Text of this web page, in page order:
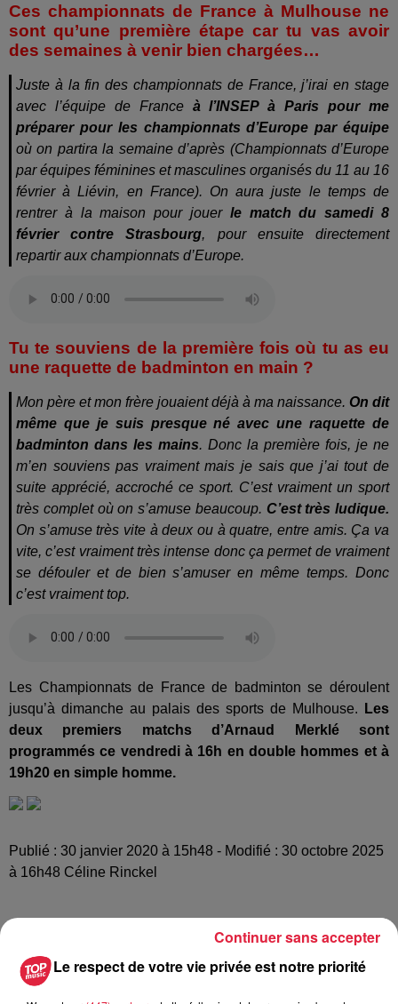
Ces championnats de France à Mulhouse ne
sont qu’une première étape car tu vas avoir
des semaines à venir bien chargées…
Juste à la fin des championnats de France, j’irai en stage
avec l’équipe de France à l’INSEP à Paris pour me
préparer pour les championnats d’Europe par équipe
où on partira la semaine d’après (Championnats d’Europe
par équipes féminines et masculines organisés du 11 au 16
février à Liévin, en France). On aura juste le temps de
rentrer à la maison pour jouer le match du samedi 8
février contre Strasbourg, pour ensuite directement
repartir aux championnats d’Europe.
Tu te souviens de la première fois où tu as eu
une raquette de badminton en main ?
Mon père et mon frère jouaient déjà à ma naissance. On dit
même que je suis presque né avec une raquette de
badminton dans les mains. Donc la première fois, je ne
m’en souviens pas vraiment mais je sais que j’ai tout de
suite apprécié, accroché ce sport. C’est vraiment un sport
très complet où on s’amuse beaucoup. C’est très ludique.
On s’amuse très vite à deux ou à quatre, entre amis. Ça va
vite, c’est vraiment très intense donc ça permet de vraiment
se défouler et de bien s’amuser en même temps. Donc
c’est vraiment top.
Les Championnats de France de badminton se déroulent
jusqu’à dimanche au palais des sports de Mulhouse.
Les
deux premiers matchs d’Arnaud Merklé sont
programmés ce vendredi à 16h en double hommes et à
19h20 en simple homme.
Publié : 30 janvier 2020 à 15h48 - Modifié : 30 octobre 2025
à 16h48 Céline Rinckel
A lire aussi
Le respect de votre vie privée est notre priorité
Continuer sans accepter